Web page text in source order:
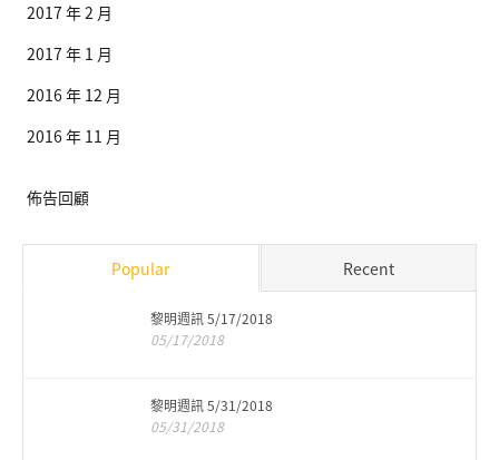
2017 年 2 月
2017 年 1 月
2016 年 12 月
2016 年 11 月
佈告回顧
Popular Recent
黎明週訊 5/17/2018
05/17/2018
黎明週訊 5/31/2018
05/31/2018